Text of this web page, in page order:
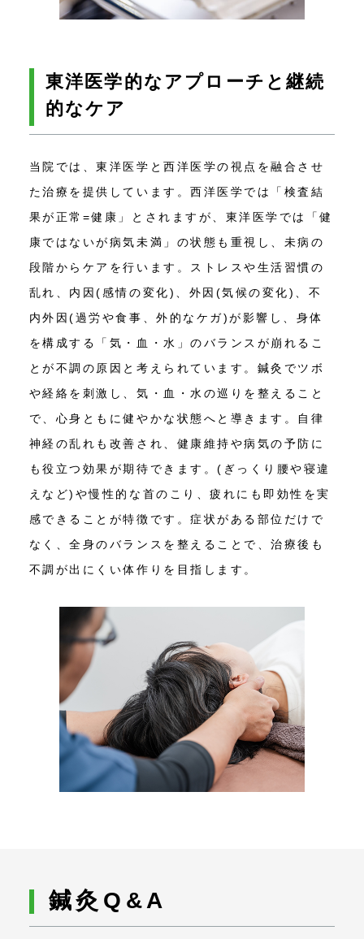
東洋医学的なアプローチと継続
的なケア
当院では、東洋医学と西洋医学の視点を融合させ
た治療を提供しています。西洋医学では「検査結
果が正常=健康」とされますが、東洋医学では「健
康ではないが病気未満」の状態も重視し、未病の
段階からケアを行います。ストレスや生活習慣の
乱れ、内因(感情の変化)、外因(気候の変化)、不
内外因(過労や食事、外的なケガ)が影響し、身体
を構成する「気・血・水」のバランスが崩れるこ
とが不調の原因と考えられています。鍼灸でツボ
や経絡を刺激し、気・血・水の巡りを整えること
で、心身ともに健やかな状態へと導きます。自律
神経の乱れも改善され、健康維持や病気の予防に
も役立つ効果が期待できます。(ぎっくり腰や寝違
えなど)や慢性的な首のこり、疲れにも即効性を実
感できることが特徴です。症状がある部位だけで
なく、全身のバランスを整えることで、治療後も
不調が出にくい体作りを目指します。
鍼灸Q&A